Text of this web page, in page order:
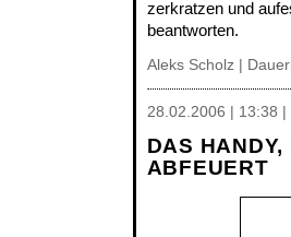
zerkratzen und
beantworten.
Aleks Scholz |
28.02.2006 | 13:38 |
DAS
ABFEUERT